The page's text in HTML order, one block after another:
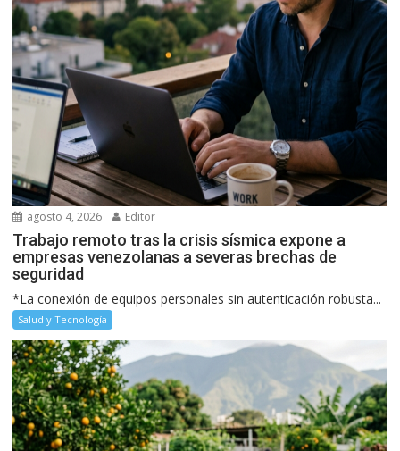
agosto 4, 2026 Editor
Trabajo remoto tras la crisis sísmica expone a
empresas venezolanas a severas brechas de
seguridad
*La conexión de equipos personales sin autenticación robusta...
Salud y Tecnología